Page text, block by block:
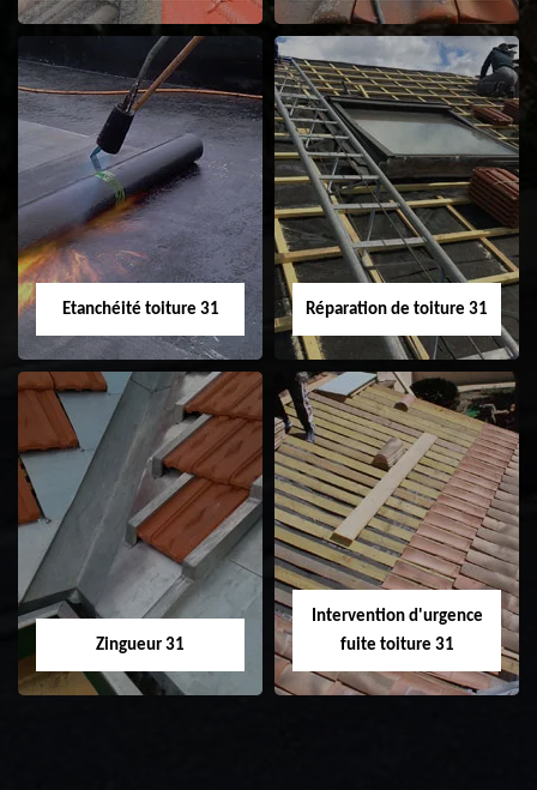
Peinture sur tuile
31
Nettoyage
demoussage de
toiture 31
Etanchéité toiture 31
Etanchéité toiture
31
Réparation de toiture 31
Réparation de
toiture 31
Zingueur 31
Intervention d'urgence
fuite toiture 31